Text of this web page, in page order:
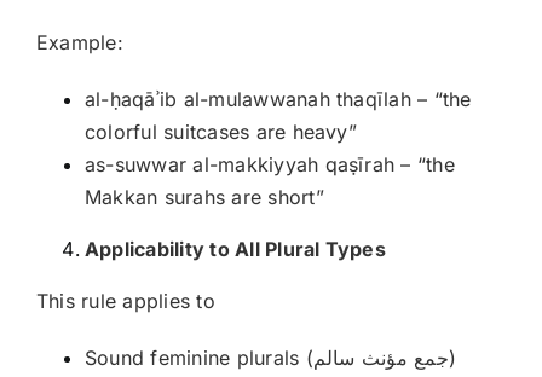
Example:
al-ḥaqāʾib al-mulawwanah thaqīlah – “the
colorful suitcases are heavy”
as-suwwar al-makkiyyah qaṣīrah – “the
Makkan surahs are short”
Applicability to All Plural Types
This rule applies to
Sound feminine plurals (جمع مؤنث سالم)